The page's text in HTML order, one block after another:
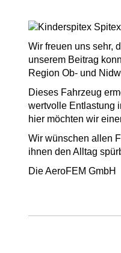
Wir freuen uns sehr,
unserem Beitrag
Region Ob- und
Dieses Fahrzeug
wertvolle Entlastung
hier möchten wir
Wir wünschen allen
ihnen den Alltag
Die AeroFEM GmbH